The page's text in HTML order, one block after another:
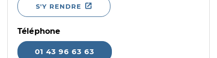
S'Y RENDRE
Téléphone
01 43 96 63 63